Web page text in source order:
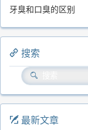
牙臭和口臭的区别
搜索
最新文章